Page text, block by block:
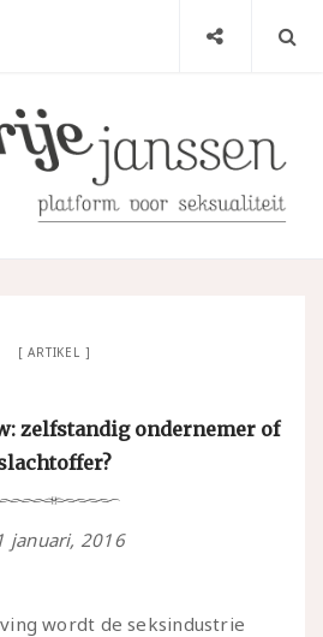
ARTIKEL
zelfstandig ondernemer of
januari, 2016
wordt de seksindustrie